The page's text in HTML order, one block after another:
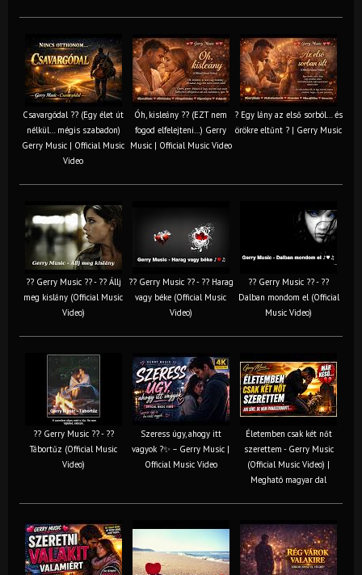
Csavargódal ?? (Egy élet út
nélkül… mégis szabadon)
Gerry Music | Official Music
Video
Óh, kisleány ?? (EZT nem
fogod elfelejteni…) Gerry
Music | Official Music Video
? Egy lány az első sorból… és
örökre eltűnt ? | Gerry Music
?? Gerry Music ?? - ?? Állj
meg kislány (Official Music
Video)
?? Gerry Music ?? - ?? Harag
vagy béke (Official Music
Video)
?? Gerry Music ?? - ??
Dalban mondom el (Official
Music Video)
?? Gerry Music ?? - ??
Tábortűz (Official Music
Video)
Szeress úgy, ahogy itt
vagyok ?✨ – Gerry Music |
Official Music Video
Életemben csak két nőt
szerettem - Gerry Music
(Official Music Video) |
Megható magyar dal